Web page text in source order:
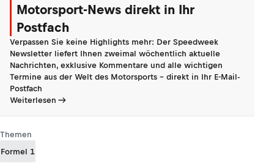
Motorsport-News direkt in Ihr
Postfach
Verpassen Sie keine Highlights mehr: Der Speedweek
Newsletter liefert Ihnen zweimal wöchentlich aktuelle
Nachrichten, exklusive Kommentare und alle wichtigen
Termine aus der Welt des Motorsports - direkt in Ihr E-Mail-
Postfach
Weiterlesen
Themen
Formel 1